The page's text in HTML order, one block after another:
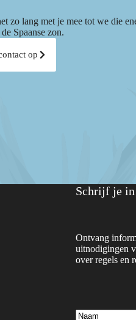
zo lang met je mee tot we die
Spaanse zon.
op
Schrijf je
Ontvang
uitnodigingen
over regels en
Naam